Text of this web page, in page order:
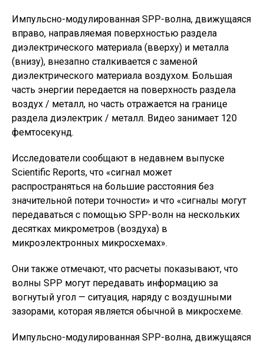
Импульсно-модулированная SPP-волна, движущаяся
вправо, направляемая поверхностью раздела
диэлектрического материала (вверху) и металла
(внизу), внезапно сталкивается с заменой
диэлектрического материала воздухом. Большая
часть энергии передается на поверхность раздела
воздух / металл, но часть отражается на границе
раздела диэлектрик / металл. Видео занимает 120
фемтосекунд.
Исследователи сообщают в недавнем выпуске
Scientific Reports, что «сигнал может
распространяться на большие расстояния без
значительной потери точности» и что «сигналы могут
передаваться с помощью SPP-волн на нескольких
десятках микрометров (воздуха) в
микроэлектронных микросхемах».
Они также отмечают, что расчеты показывают, что
волны SPP могут передавать информацию за
вогнутый угол — ситуация, наряду с воздушными
зазорами, которая является обычной в микросхеме.
Импульсно-модулированная SPP-волна, движущаяся